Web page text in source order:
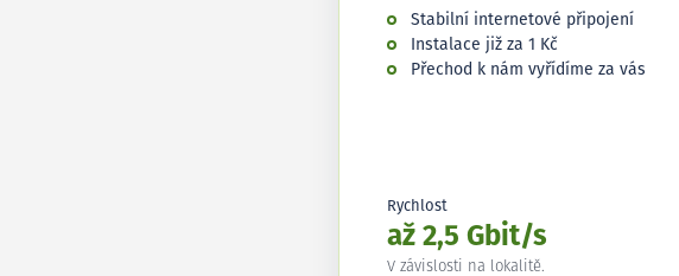
Stabilní internetové připojení
Instalace již za 1 Kč
Přechod k nám vyřídíme za vás
Rychlost
až 2,5 Gbit/s
V závislosti na lokalitě.